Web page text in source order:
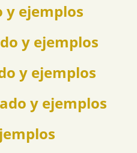
ejemplos
y ejemplos
y ejemplos
y ejemplos